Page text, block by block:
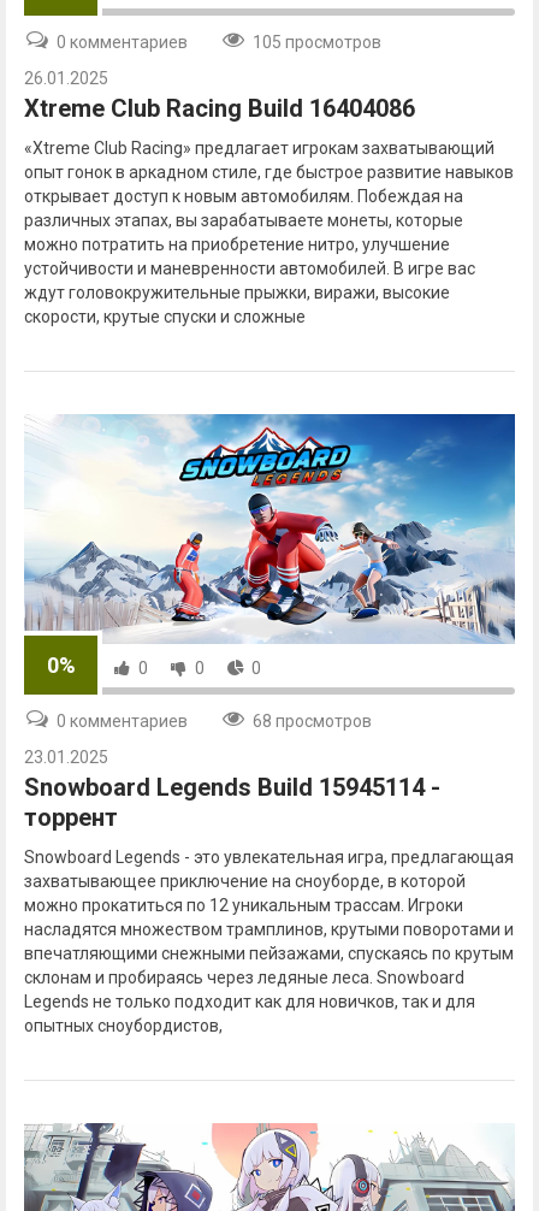
0 комментариев
105 просмотров
26.01.2025
Xtreme Club Racing Build 16404086
«Xtreme Club Racing» предлагает игрокам захватывающий
опыт гонок в аркадном стиле, где быстрое развитие навыков
открывает доступ к новым автомобилям. Побеждая на
различных этапах, вы зарабатываете монеты, которые
можно потратить на приобретение нитро, улучшение
устойчивости и маневренности автомобилей. В игре вас
ждут головокружительные прыжки, виражи, высокие
скорости, крутые спуски и сложные
0% 0 0 0
0 комментариев
68 просмотров
23.01.2025
Snowboard Legends Build 15945114 -
торрент
Snowboard Legends - это увлекательная игра, предлагающая
захватывающее приключение на сноуборде, в которой
можно прокатиться по 12 уникальным трассам. Игроки
насладятся множеством трамплинов, крутыми поворотами и
впечатляющими снежными пейзажами, спускаясь по крутым
склонам и пробираясь через ледяные леса. Snowboard
Legends не только подходит как для новичков, так и для
опытных сноубордистов,